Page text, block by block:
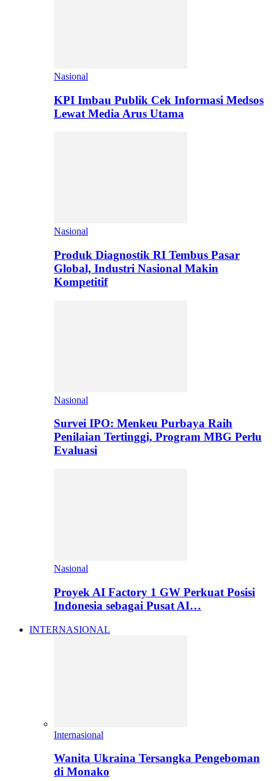
Nasional
KPI Imbau Publik Cek Informasi Medsos
Lewat Media Arus Utama
Nasional
Produk Diagnostik RI Tembus Pasar
Global, Industri Nasional Makin
Kompetitif
Nasional
Survei IPO: Menkeu Purbaya Raih
Penilaian Tertinggi, Program MBG Perlu
Evaluasi
Nasional
Proyek AI Factory 1 GW Perkuat Posisi
Indonesia sebagai Pusat AI…
INTERNASIONAL
Internasional
Wanita Ukraina Tersangka Pengeboman
di Monako